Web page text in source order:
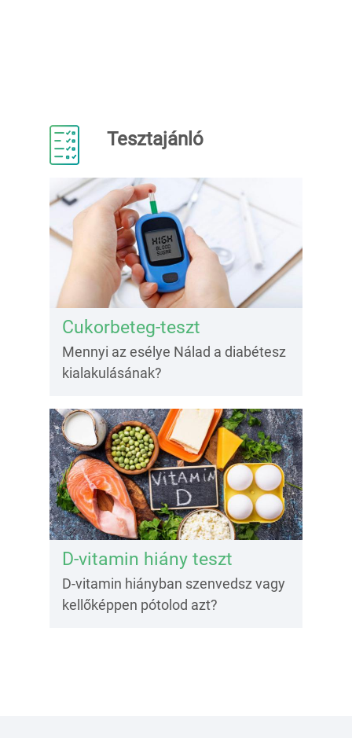
Tesztajánló
Cukorbeteg-teszt
Mennyi az esélye Nálad a diabétesz
kialakulásának?
D-vitamin hiány teszt
D-vitamin hiányban szenvedsz vagy
kellőképpen pótolod azt?